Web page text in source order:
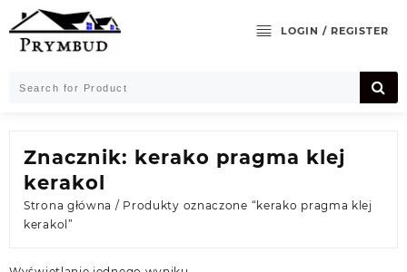
Skip
to
content
LOGIN / REGISTER
Znacznik: kerako pragma klej
kerakol
Strona główna / Produkty oznaczone “kerako pragma klej
kerakol”